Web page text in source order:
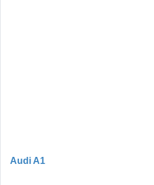
Audi A1